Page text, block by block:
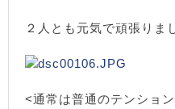
２人とも元気で頑張り
<通常は普通のテンショ